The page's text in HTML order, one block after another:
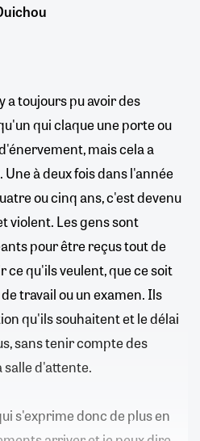
a toujours pu avoir des
qui claque une porte ou
mais cela a
à deux fois dans l'année
ou cinq ans, c'est devenu
violent. Les gens sont
pour être reçus tout de
ce qu'ils veulent, que ce soit
travail ou un examen. Ils
qu'ils souhaitent et le délai
sans tenir compte des
d'attente.
s'exprime donc de plus en